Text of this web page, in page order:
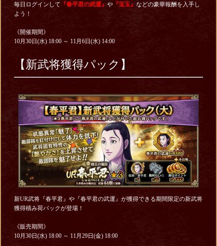
毎日ログインして 『春平君の武運』や『宝玉』 などの豪華報酬を入手し
よう！
《開催期間》
10月30日(水) 18:00 ～ 11月6日(水) 14:00
【新武将獲得パック】
新UR武将『春平君』や『春平君の武運』が獲得できる期間限定の新武将
獲得積み荷パックが登場！
《販売期間》
10月30日(水) 18:00 ～ 11月29日(金) 18:00